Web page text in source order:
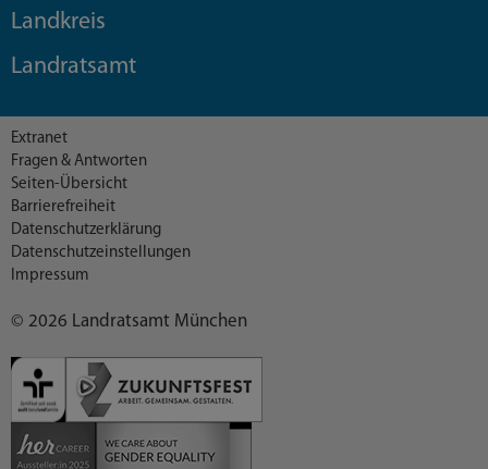
Landkreis
Landratsamt
© 2026 Landratsamt München
Extranet
Fragen & Antworten
Seiten-Übersicht
Barrierefreiheit
Datenschutzerklärung
Datenschutzeinstellungen
Impressum